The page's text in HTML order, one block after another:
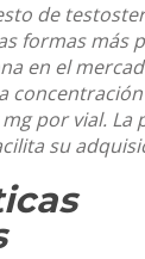
de
formas más
en el
por vial. La
su